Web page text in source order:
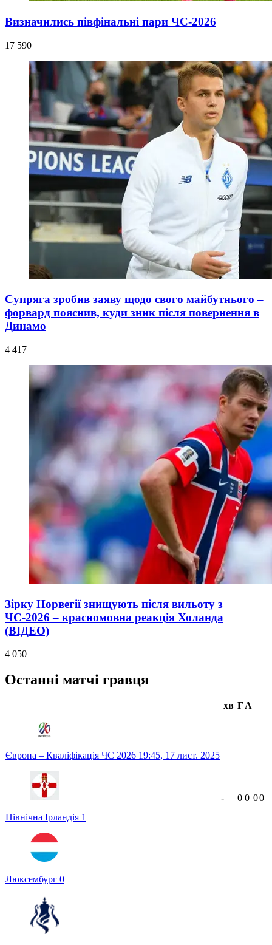
Визначились півфінальні пари ЧС-2026
17 590
Супряга зробив заяву щодо свого майбутнього –
форвард пояснив, куди зник після повернення в
Динамо
4 417
Зірку Норвегії знищують після вильоту з
ЧС-2026 – красномовна реакція Холанда
(ВІДЕО)
4 050
Останні матчі гравця
хв ГА
Європа – Кваліфікація ЧС 2026 19:45, 17 лист. 2025
Північна Ірландія 1
Люксембург 0
- 0 0 00